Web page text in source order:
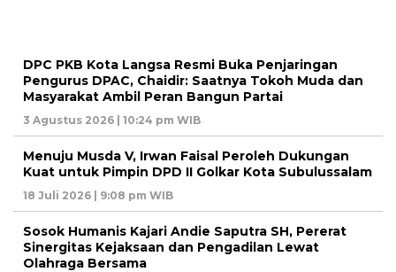
DPC PKB Kota Langsa Resmi Buka Penjaringan
Pengurus DPAC, Chaidir: Saatnya Tokoh Muda dan
Masyarakat Ambil Peran Bangun Partai
3 Agustus 2026 | 10:24 pm WIB
Menuju Musda V, Irwan Faisal Peroleh Dukungan
Kuat untuk Pimpin DPD II Golkar Kota Subulussalam
18 Juli 2026 | 9:08 pm WIB
Sosok Humanis Kajari Andie Saputra SH, Pererat
Sinergitas Kejaksaan dan Pengadilan Lewat
Olahraga Bersama